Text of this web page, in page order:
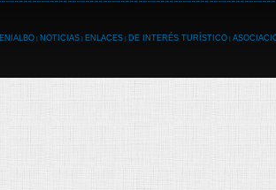
NOTICIAS ENLACES DE INTERÉS TURÍSTICO